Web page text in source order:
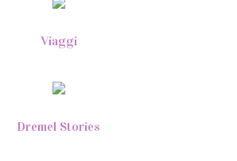
Viaggi
Dremel Stories